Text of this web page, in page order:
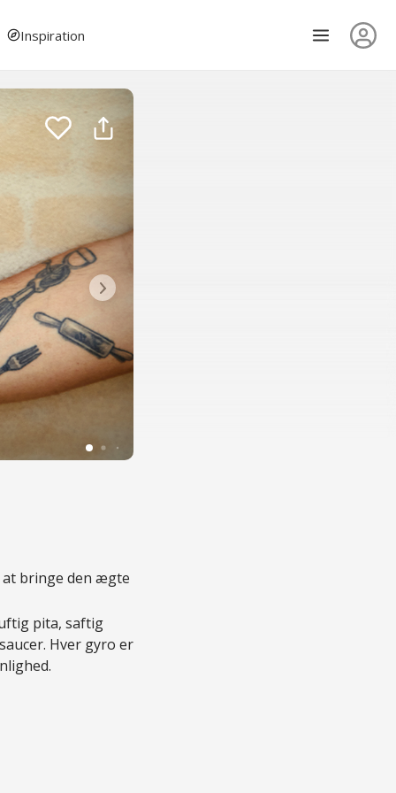
Inspiration
at bringe den ægte
pita, saftig
Hver gyro er